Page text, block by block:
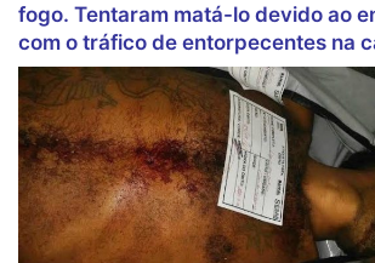
fogo. Tentaram matá-lo devido ao
com o tráfico de entorpecentes na